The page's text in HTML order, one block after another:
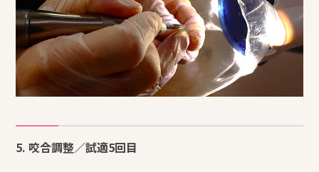
5. 咬合調整／試適5回目